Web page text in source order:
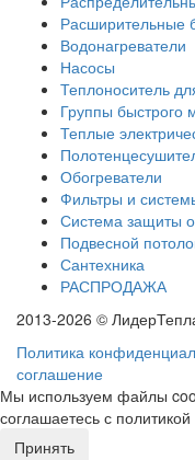
Расширительные
Водонагреватели
Насосы
Теплоноситель
Группы быстрого
Теплые
Обогреватели
Фильтры и
Система защиты
Подвесной
Сантехника
РАСПРОДАЖА
2013-2026 ©
Политика
соглашение
Мы используем файлы
соглашаетесь с
Принять